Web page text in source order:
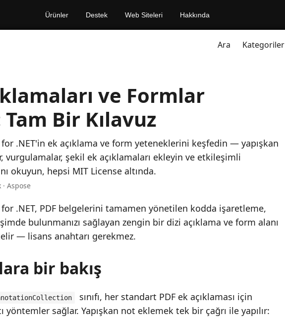
Ürünler Destek Web Siteleri Hakkında
Ara Kategoriler
ve Formlar
Bir Kılavuz
for .NET'in ek açıklama ve form yeteneklerini keşfedin — yapışkan
vurgulamalar, şekil ek açıklamaları ekleyin ve etkileşimli
okuyun, hepsi MIT License altında.
Aspose
for .NET, PDF belgelerini tamamen yönetilen kodda işaretleme,
bulunmanızı sağlayan zengin bir dizi açıklama ve form alanı
— lisans anahtarı gerekmez.
bir bakış
sınıfı, her standart PDF ek açıklaması için
yöntemler sağlar. Yapışkan not eklemek tek bir çağrı ile yapılır: